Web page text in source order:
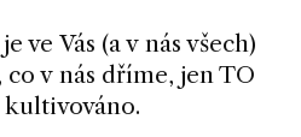
ve Vás (a v nás všech)
v nás dříme, jen TO